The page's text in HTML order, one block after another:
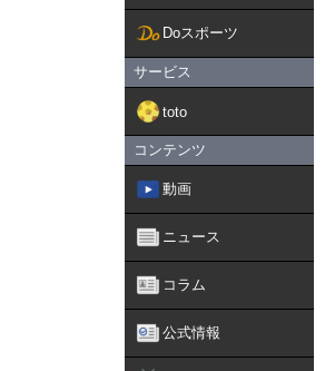
Doスポーツ
サービス
toto
コンテンツ
動画
ニュース
コラム
公式情報